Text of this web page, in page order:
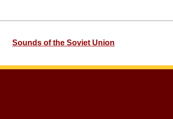
Sounds of the Soviet Union